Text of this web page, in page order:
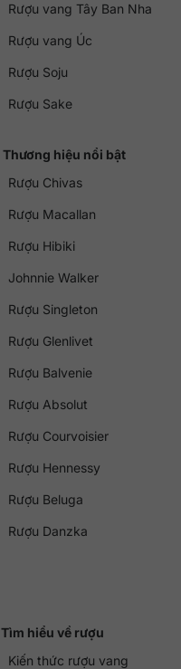
Rượu vang Tây Ban Nha
Rượu vang Úc
Rượu Soju
Rượu Sake
Thương hiệu nổi bật
Rượu Chivas
Rượu Macallan
Rượu Hibiki
Johnnie Walker
Rượu Singleton
Rượu Glenlivet
Rượu Balvenie
Rượu Absolut
Rượu Courvoisier
Rượu Hennessy
Rượu Beluga
Rượu Danzka
Tìm hiểu về rượu
Kiến thức rượu vang